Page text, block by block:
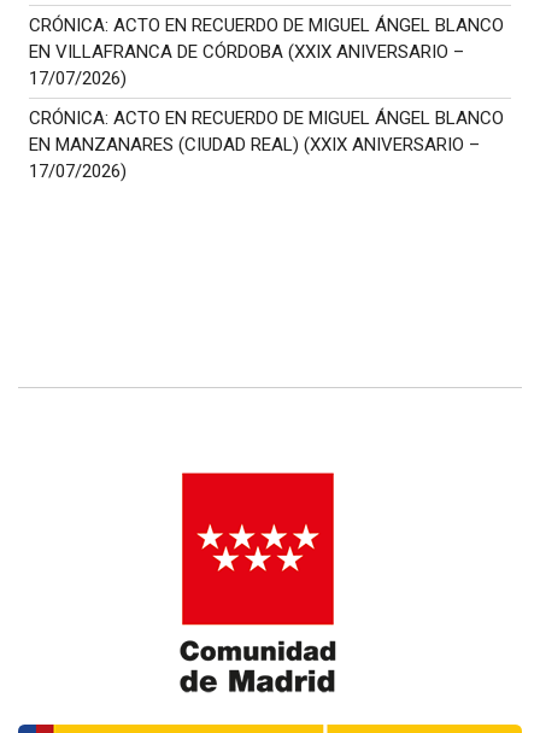
CRÓNICA: ACTO EN RECUERDO DE MIGUEL ÁNGEL BLANCO
EN VILLAFRANCA DE CÓRDOBA (XXIX ANIVERSARIO –
17/07/2026)
CRÓNICA: ACTO EN RECUERDO DE MIGUEL ÁNGEL BLANCO
EN MANZANARES (CIUDAD REAL) (XXIX ANIVERSARIO –
17/07/2026)